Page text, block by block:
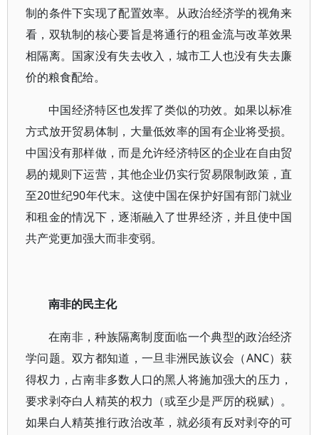
制的条件下实现了配置效率。从政治经济学的视角来
看，双轨制的核心要旨是将通行的租金流与改革效果
相隔离。国家没有失去收入，城市工人也没有失去廉
价的粮食配给。
中国经济特区也发挥了类似的功效。如果以标准
方式放开贸易体制，大量低效率的国有企业将受损。
中国没有那样做，而是允许经济特区的企业在自由贸
易的规则下运营，其他企业仍实行贸易限制政策，直
至20世纪90年代末。这使中国在保护好国有部门就业
和租金的情况下，逐渐融入了世界经济，并且使中国
共产党更加强大而非变弱。
南非的民主化
在南非，种族隔离制度面临一个典型的政治经济
学问题。双方都知道，一旦非洲民族议会（ANC）获
得权力，占南非多数人口的黑人将施加强大的压力，
要求剥夺白人精英的权力（或至少是严厉的税赋）。
如果白人精英推行政治改革，就必须有反对剥夺的可